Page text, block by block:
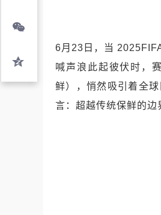
6月23日，当
喊声浪此起彼伏时，
鲜），悄然吸引着全
言：超越传统保鲜的边